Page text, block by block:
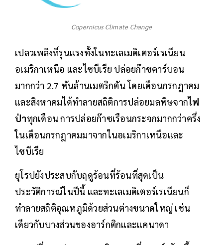
Copernicus Climate Change
เปลวเพลิงที่รุนแรงทั้งในทะเลเมดิเตอร์เรเนียน
อเมริกาเหนือ และไซบีเรีย ปล่อยก๊าซคาร์บอน
มากกว่า 2.7 พันล้านเมตริกตัน โดยเดือนกรกฎาคม
และสิงหาคมได้ทำลายสถิติการปล่อยมลพิษจากไฟ
ป่าทุกเดือน การปล่อยก๊าซเรือนกระจกมากกว่าครึ่ง
ในเดือนกรกฎาคมมาจากในอเมริกาเหนือและ
ไซบีเรีย
ยุโรปยังประสบกับฤดูร้อนที่ร้อนที่สุดเป็น
ประวัติการณ์ในปีนี้ และทะเลเมดิเตอร์เรเนียนก็
ทำลายสถิติอุณหภูมิด้วยส่วนต่างขนาดใหญ่ เช่น
เดียวกับบางส่วนของอาร์กติกและแคนาดา